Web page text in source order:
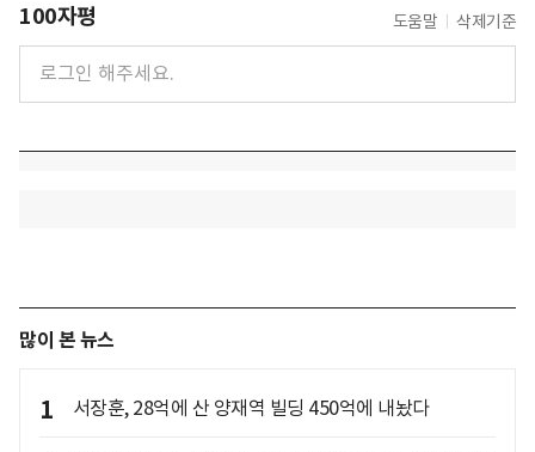
100자평 도움말 삭제기준
많이 본 뉴스
1 서장훈, 28억에 산 양재역 빌딩 450억에 내놨다